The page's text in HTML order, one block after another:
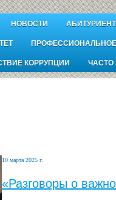
НОВОСТИ
КОРРУПЦИИ
10 марта 2025 г.
«Разговоры о